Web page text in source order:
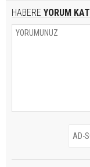
HABERE YORUM KAT